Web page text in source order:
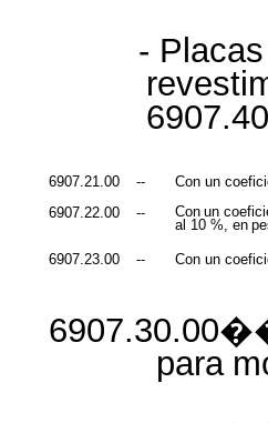
-
6907.21.00 --
Con un
6907.22.00
-- Con un
al 10 %, en
6907.23.00 -- Con un
para